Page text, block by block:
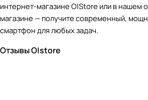
интернет-магазине O|Store или в нашем
магазине — получите современный,
смартфон для любых задач.
Отзывы O|store